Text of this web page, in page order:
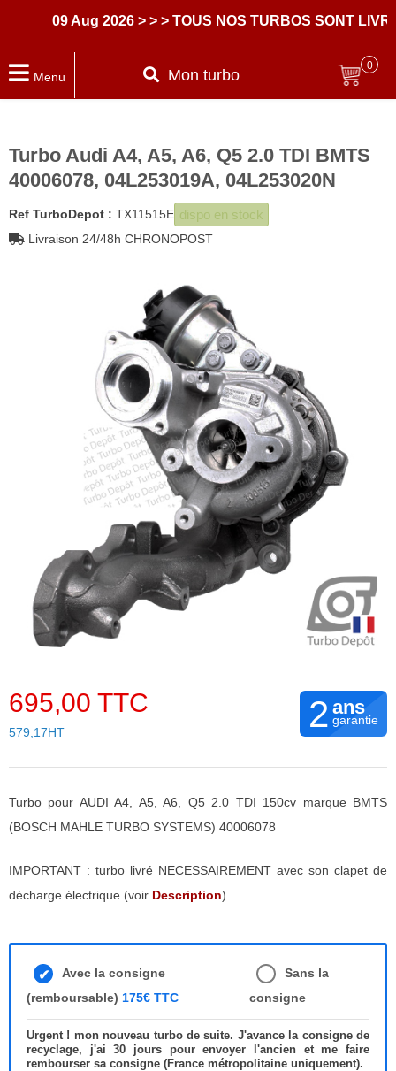
09 Aug 2026 > > > TOUS NOS TURBOS SONT
Menu Mon turbo
0
Turbo Audi A4, A5, A6, Q5 2.0 TDI BMTS
40006078, 04L253019A, 04L253020N
Ref TurboDepot : TX11515E dispo en stock
Livraison 24/48h CHRONOPOST
695,00 TTC
579,17HT 2 ans
garantie
Turbo pour AUDI A4, A5, A6, Q5 2.0 TDI 150cv marque BMTS
(BOSCH MAHLE TURBO SYSTEMS) 40006078
IMPORTANT : turbo livré NECESSAIREMENT avec son clapet de
décharge électrique (voir Description)
Avec la consigne
(remboursable) 175€ TTC
Sans la
consigne
Urgent ! mon nouveau turbo de suite. J'avance la consigne de
recyclage, j'ai 30 jours pour envoyer l'ancien et me faire
rembourser sa consigne (France métropolitaine uniquement).